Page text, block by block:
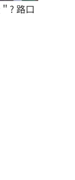
? 路口